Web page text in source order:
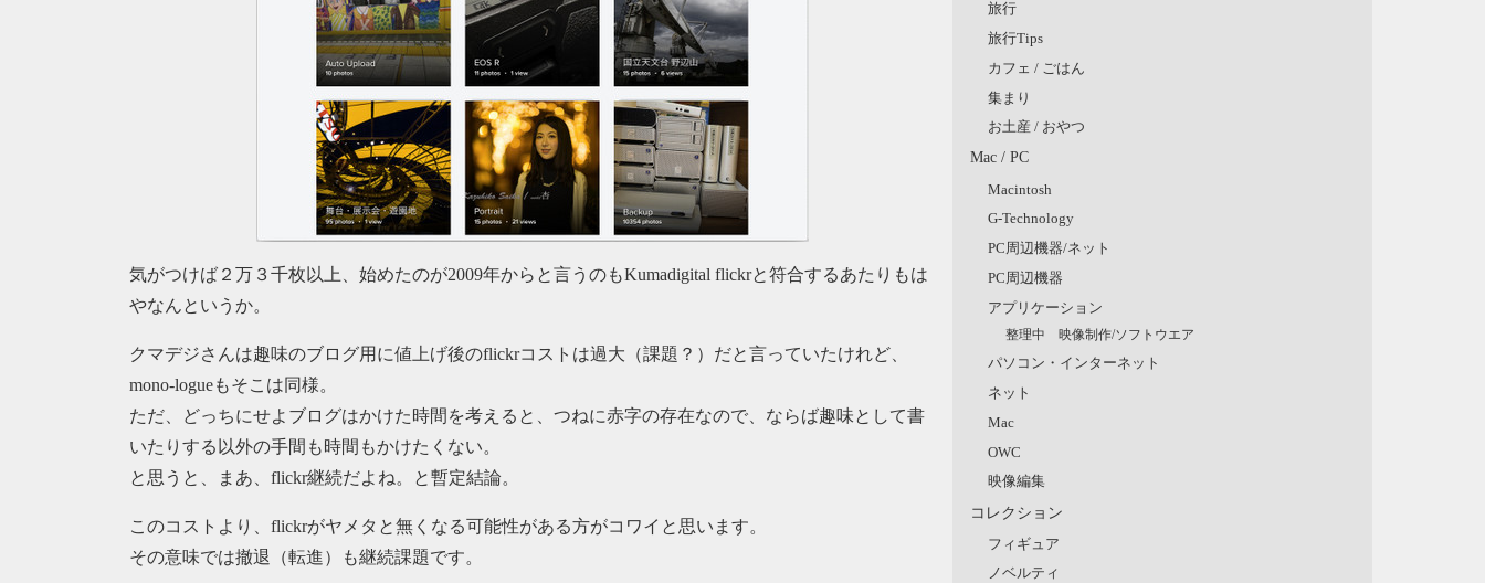
気がつけば２万３千枚以上、始めたのが2009年からと言うのもKumadigital flickrと符合するあたりもは
やなんというか。
クマデジさんは趣味のブログ用に値上げ後のflickrコストは過大（課題？）だと言っていたけれど、
mono-logueもそこは同様。
ただ、どっちにせよブログはかけた時間を考えると、つねに赤字の存在なので、ならば趣味として書
いたりする以外の手間も時間もかけたくない。
と思うと、まあ、flickr継続だよね。と暫定結論。
このコストより、flickrがヤメタと無くなる可能性がある方がコワイと思います。
その意味では撤退（転進）も継続課題です。
旅行
旅行Tips
カフェ / ごはん
集まり
お土産 / おやつ
Mac / PC
Macintosh
G-Technology
PC周辺機器/ネット
PC周辺機器
アプリケーション
整理中 映像制作/ソフトウエア
パソコン・インターネット
ネット
Mac
OWC
映像編集
コレクション
フィギュア
ノベルティ